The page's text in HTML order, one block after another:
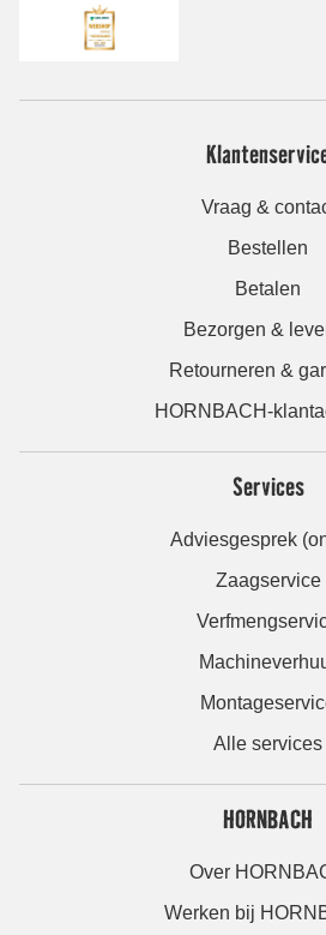
Vraag &
Bestellen
Betalen
Bezorgen &
Retourneren &
HORNBACH-
Services
Adviesgesprek
Zaagservice
Alle services
HORNBACH
Over
Werken bij